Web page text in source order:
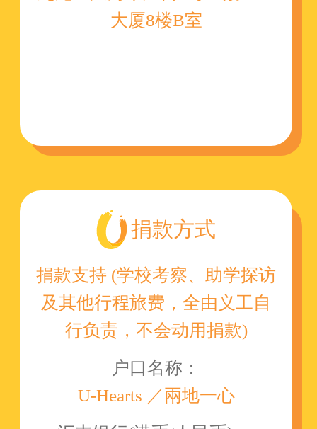
大厦8楼B室
捐款方式
捐款支持 (学校考察、助学探访
及其他行程旅费，全由义工自
行负责，不会动用捐款)
户口名称：
U-Hearts ／兩地一心